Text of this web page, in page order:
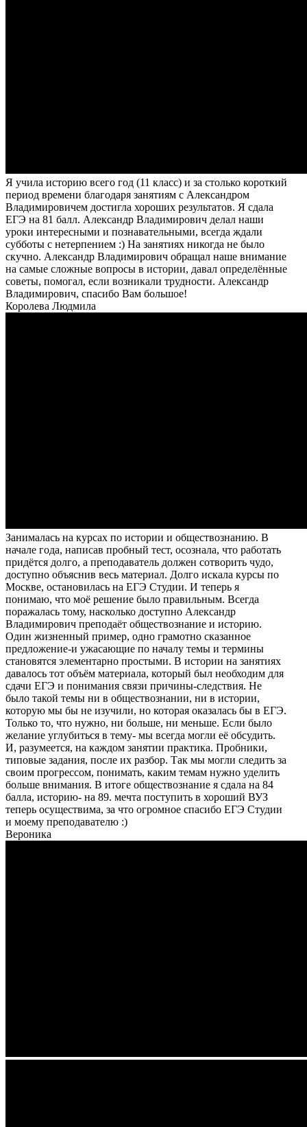
Я учила историю всего год (11 класс) и за столько короткий
период времени благодаря занятиям с Александром
Владимировичем достигла хороших результатов. Я сдала
ЕГЭ на 81 балл. Александр Владимирович делал наши
уроки интересными и познавательными, всегда ждали
субботы с нетерпением :) На занятиях никогда не было
скучно. Александр Владимирович обращал наше внимание
на самые сложные вопросы в истории, давал определённые
советы, помогал, если возникали трудности. Александр
Владимирович, спасибо Вам большое!
Королева Людмила
Занималась на курсах по истории и обществознанию. В
начале года, написав пробный тест, осознала, что работать
придётся долго, а преподаватель должен сотворить чудо,
доступно объяснив весь материал. Долго искала курсы по
Москве, остановилась на ЕГЭ Студии. И теперь я
понимаю, что моё решение было правильным. Всегда
поражалась тому, насколько доступно Александр
Владимирович преподаёт обществознание и историю.
Один жизненный пример, одно грамотно сказанное
предложение-и ужасающие по началу темы и термины
становятся элементарно простыми. В истории на занятиях
давалось тот объём материала, который был необходим для
сдачи ЕГЭ и понимания связи причины-следствия. Не
было такой темы ни в обществознании, ни в истории,
которую мы бы не изучили, но которая оказалась бы в ЕГЭ.
Только то, что нужно, ни больше, ни меньше. Если было
желание углубиться в тему- мы всегда могли её обсудить.
И, разумеется, на каждом занятии практика. Пробники,
типовые задания, после их разбор. Так мы могли следить за
своим прогрессом, понимать, каким темам нужно уделить
больше внимания. В итоге обществознание я сдала на 84
балла, историю- на 89. мечта поступить в хороший ВУЗ
теперь осуществима, за что огромное спасибо ЕГЭ Студии
и моему преподавателю :)
Вероника